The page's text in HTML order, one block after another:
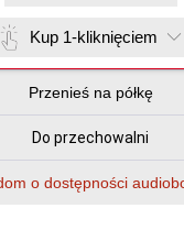
Kup 1-kliknięciem
Przenieś na półkę
Do przechowalni
o dostępności